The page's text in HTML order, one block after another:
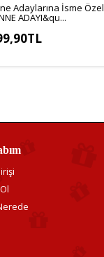
Adaylarına İsme Özel
ADAYI&qu...